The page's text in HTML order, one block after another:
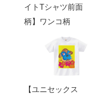
イトTシャツ前面
柄】ワンコ柄
【ユニセックス